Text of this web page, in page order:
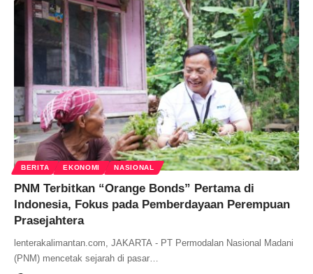
BERITA EKONOMI NASIONAL
PNM Terbitkan “Orange Bonds” Pertama di
Indonesia, Fokus pada Pemberdayaan Perempuan
Prasejahtera
lenterakalimantan.com, JAKARTA - PT Permodalan Nasional Madani
(PNM) mencetak sejarah di pasar…